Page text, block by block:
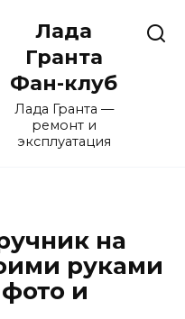
Лада
Гранта
Фан-клуб
Лада Гранта —
ремонт и
эксплуатация
на
руками
и